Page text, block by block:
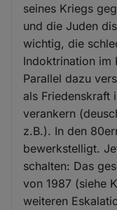
seines Kriegs
und die Juden
wichtig, die
Indoktrination im
Parallel dazu
als Friedenskraft
verankern
z.B.). In den
bewerkstelligt.
schalten: Das
von 1987 (siehe
weiteren